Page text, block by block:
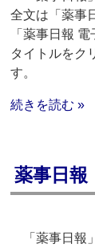
全文は「薬事
「薬事日報
タイトルをク
す。
続きを読む »
薬事日
「薬事日報